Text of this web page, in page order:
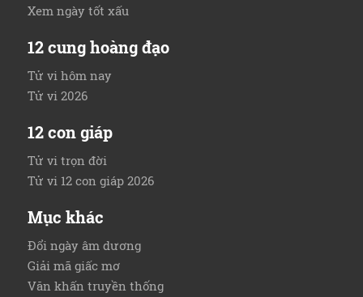
Xem ngày tốt xấu
12 cung hoàng đạo
Tử vi hôm nay
Tử vi 2026
12 con giáp
Tử vi trọn đời
Tử vi 12 con giáp 2026
Mục khác
Đổi ngày âm dương
Giải mã giấc mơ
Văn khấn truyền thống